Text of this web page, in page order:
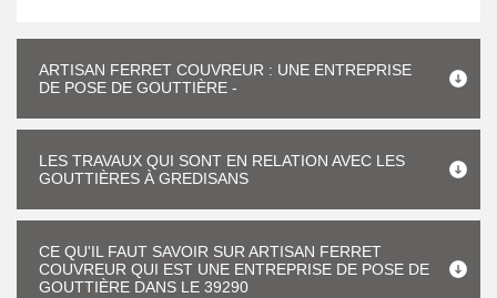
ARTISAN FERRET COUVREUR : UNE ENTREPRISE
DE POSE DE GOUTTIÈRE -
LES TRAVAUX QUI SONT EN RELATION AVEC LES
GOUTTIÈRES À GREDISANS
CE QU'IL FAUT SAVOIR SUR ARTISAN FERRET
COUVREUR QUI EST UNE ENTREPRISE DE POSE DE
GOUTTIÈRE DANS LE 39290